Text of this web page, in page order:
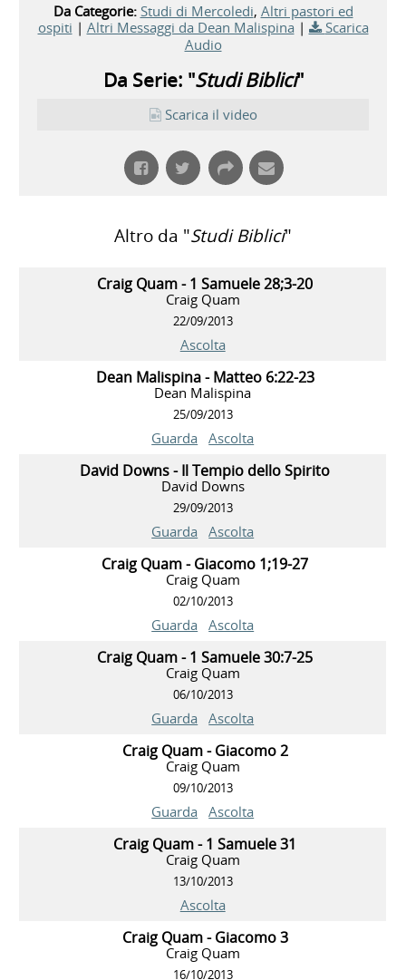
Da Categorie: Studi di Mercoledi, Altri pastori ed
ospiti | Altri Messaggi da Dean Malispina |
Scarica
Audio
Da Serie: "Studi Biblici"
Scarica il video
Altro da "Studi Biblici"
Craig Quam - 1 Samuele 28;3-20
Craig Quam
22/09/2013
Ascolta
Dean Malispina - Matteo 6:22-23
Dean Malispina
25/09/2013
Guarda Ascolta
David Downs - Il Tempio dello Spirito
David Downs
29/09/2013
Guarda Ascolta
Craig Quam - Giacomo 1;19-27
Craig Quam
02/10/2013
Guarda Ascolta
Craig Quam - 1 Samuele 30:7-25
Craig Quam
06/10/2013
Guarda Ascolta
Craig Quam - Giacomo 2
Craig Quam
09/10/2013
Guarda Ascolta
Craig Quam - 1 Samuele 31
Craig Quam
13/10/2013
Ascolta
Craig Quam - Giacomo 3
Craig Quam
16/10/2013